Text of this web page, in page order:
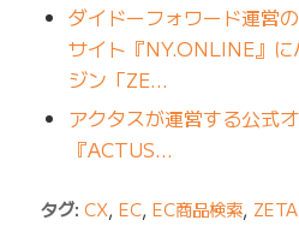
ダイドーフォワード運営
サイト『NY.ONLINE』
ジン「ZE…
アクタスが運営する公式
『ACTUS…
タグ: CX, EC, EC商品検索,